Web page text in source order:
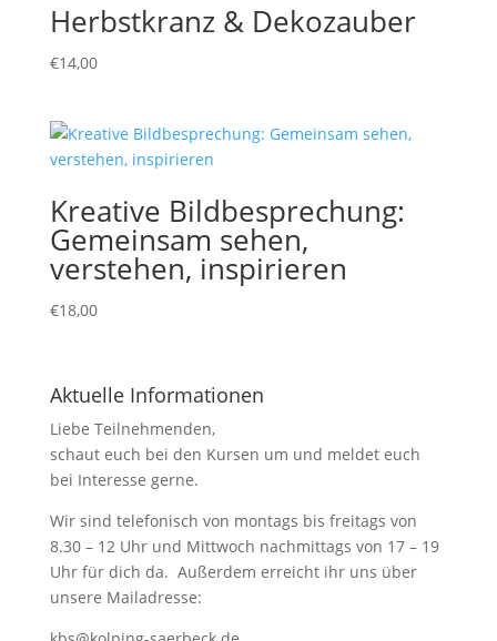
Herbstkranz & Dekozauber
€14,00
Kreative Bildbesprechung:
Gemeinsam sehen,
verstehen, inspirieren
€18,00
Aktuelle Informationen
Liebe Teilnehmenden,
schaut euch bei den Kursen um und meldet euch
bei Interesse gerne.
Wir sind telefonisch von montags bis freitags von
8.30 – 12 Uhr und Mittwoch nachmittags von 17 – 19
Uhr für dich da. Außerdem erreicht ihr uns über
unsere Mailadresse: